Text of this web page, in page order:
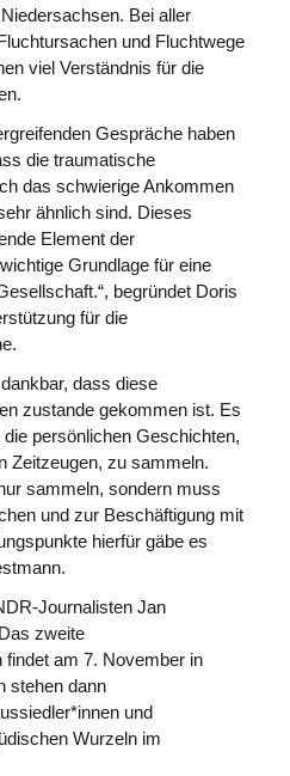
Bei aller
und Fluchtwege
viel Verständnis für die
Gespräche haben
die traumatische
das schwierige Ankommen
ähnlich sind. Dieses
Element der
Grundlage für eine
begründet Doris
für die
dass diese
zustande gekommen ist. Es
persönlichen Geschichten,
Zeitzeugen, zu sammeln.
sammeln, sondern muss
und zur Beschäftigung mit
hierfür gäbe es
Journalisten Jan
zweite
am 7. November in
stehen dann
und
Wurzeln im